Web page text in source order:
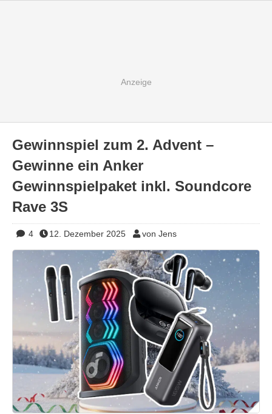
Gewinnspiel zum 2. Advent –
Gewinne ein Anker
Gewinnspielpaket inkl. Soundcore
Rave 3S
4 12. Dezember 2025 von Jens